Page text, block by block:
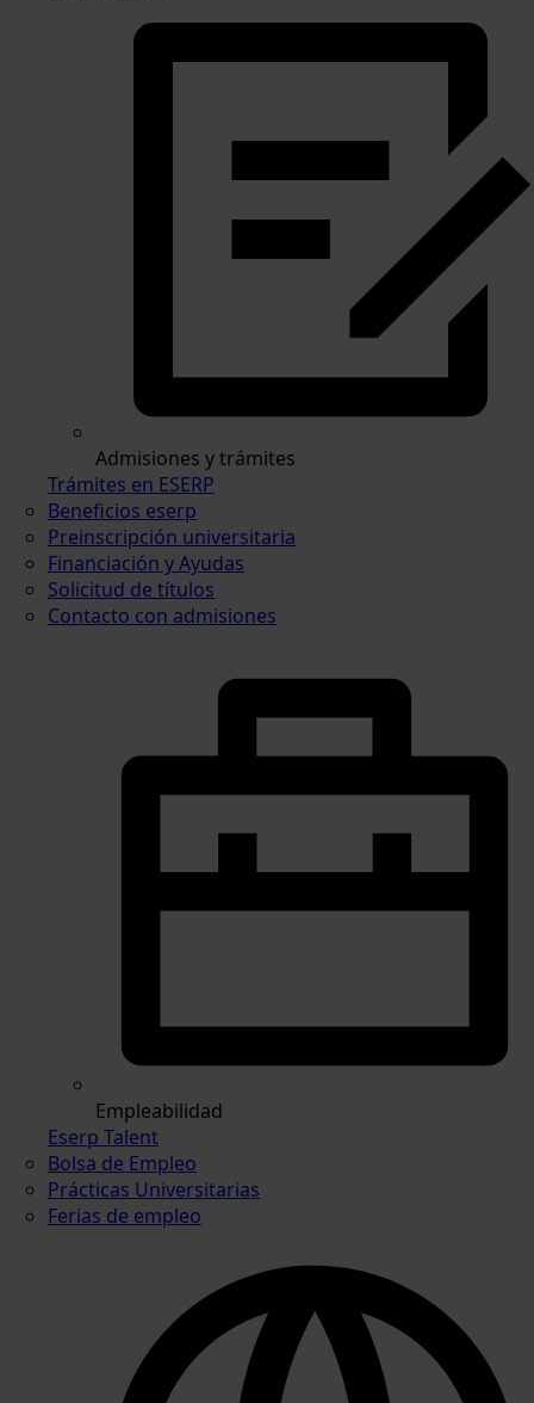
Admisiones y trámites
Trámites en ESERP
Beneficios eserp
Preinscripción universitaria
Financiación y Ayudas
Solicitud de títulos
Contacto con admisiones
Empleabilidad
Eserp Talent
Bolsa de Empleo
Prácticas Universitarias
Ferias de empleo